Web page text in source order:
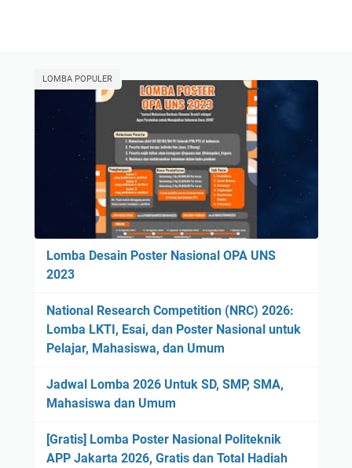
LOMBA POPULER
Lomba Desain Poster Nasional OPA UNS
2023
National Research Competition (NRC) 2026:
Lomba LKTI, Esai, dan Poster Nasional untuk
Pelajar, Mahasiswa, dan Umum
Jadwal Lomba 2026 Untuk SD, SMP, SMA,
Mahasiswa dan Umum
[Gratis] Lomba Poster Nasional Politeknik
APP Jakarta 2026, Gratis dan Total Hadiah